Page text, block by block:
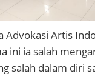
Advokasi Artis
ini ia salah
salah dalam diri